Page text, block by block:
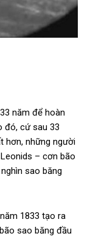
năm để hoàn
đó, cứ sau 33
hơn, những người
– cơn bão
sao băng
1833 tạo ra
sao băng đầu